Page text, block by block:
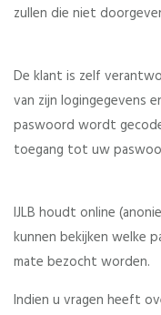
zullen die niet
De klant is zelf
van zijn logingegevens
paswoord wordt
toegang tot uw
IJLB houdt online
kunnen bekijken welke
mate bezocht worden.
Indien u vragen heeft